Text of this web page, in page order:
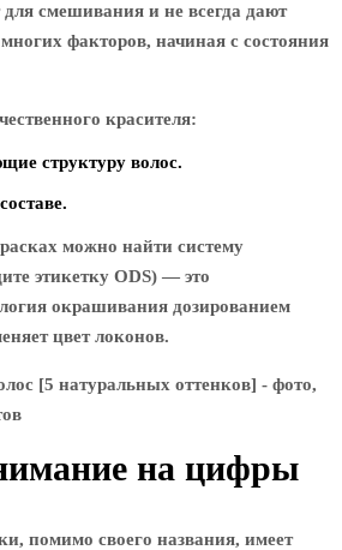
для смешивания и не всегда дают
факторов, начиная с состояния
красителя:
структуру волос.
можно найти систему
этикетку ODS) — это
окрашивания дозированием
цвет локонов.
на цифры
помимо своего названия, имеет